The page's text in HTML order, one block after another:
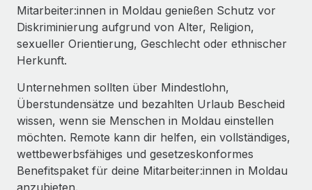
Background-Checks
Einfacheres Bewerber:innen-Screening
Compliance Watchtower
Geräteverwaltung
Globale Bereitstellung und Verfolgung von IT-
Geräten
Gründung von Niederlassungen
Schnelle, rechtssichere Gründung von
FALLSTUDIEN
So hat der KI-Vorreiter Weaviate sein Team mit
Remote um 120 % vergrößert
Open-Source-Infrastrukturen. Das...
Mehr erfahren
Strategische Partnerschaft zwischen
Reverse Tech und Remote für Contractor
Alle Ressourcen anzeigen
Globale Payroll
EOR und PEO
Contractor Management
Steuern
Mitarbeiter:innen in Moldau genießen Schutz vor
Diskriminierung aufgrund von Alter, Religion,
sexueller Orientierung, Geschlecht oder ethnischer
Herkunft.
Unternehmen sollten über Mindestlohn,
Überstundensätze und bezahlten Urlaub Bescheid
wissen, wenn sie Menschen in Moldau einstellen
möchten. Remote kann dir helfen, ein vollständiges,
wettbewerbsfähiges und gesetzeskonformes
Benefitspaket für deine Mitarbeiter:innen in Moldau
anzubieten.